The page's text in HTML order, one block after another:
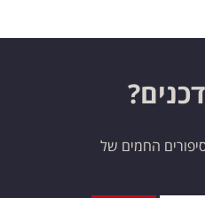
החמים של